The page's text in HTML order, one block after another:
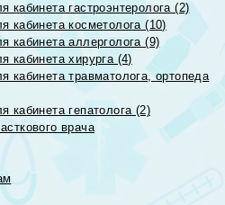
кабинета гастроэнтеролога (2)
кабинета косметолога (10)
кабинета аллерголога (9)
кабинета хирурга (4)
кабинета травматолога, ортопеда
кабинета гепатолога (2)
врача